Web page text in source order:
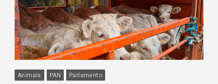
Animais PAN Parlamento